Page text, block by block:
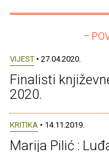
–
VIJEST • 27.04.2020.
Finalisti
2020.
KRITIKA • 14.11.2019.
Marija Pilić :